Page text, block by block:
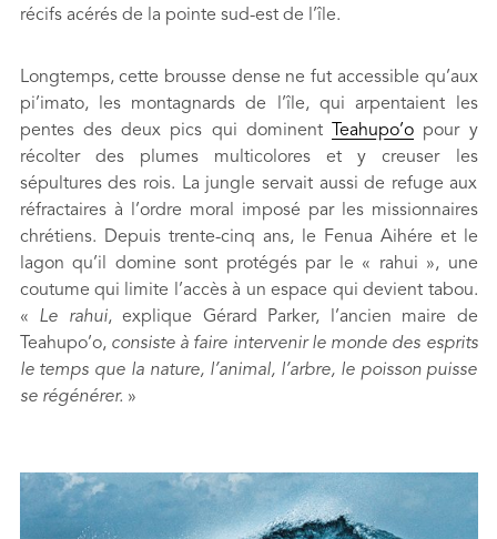
récifs acérés de la pointe sud-est de l’île.
Longtemps, cette brousse dense ne fut accessible qu’aux
pi’imato, les montagnards de l’île, qui arpentaient les
pentes des deux pics qui dominent
Teahupo’o pour y
récolter des plumes multicolores et y creuser les
sépultures des rois. La jungle servait aussi de refuge aux
réfractaires à l’ordre moral imposé par les missionnaires
chrétiens. Depuis trente-cinq ans, le Fenua Aihére et le
lagon qu’il domine sont protégés par le « rahui », une
coutume qui limite l’accès à un espace qui devient tabou.
« Le rahui, explique Gérard Parker, l’ancien maire de
Teahupo’o, consiste à faire intervenir le monde des esprits
le temps que la nature, l’animal, l’arbre, le poisson puisse
se régénérer. »